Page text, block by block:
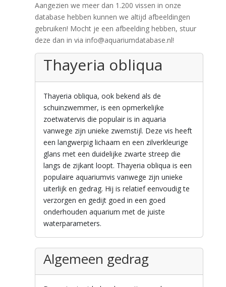
Aangezien we meer dan 1.200 vissen in onze
database hebben kunnen we altijd afbeeldingen
gebruiken! Mocht je een afbeelding hebben, stuur
deze dan in via info@aquariumdatabase.nl!
Thayeria obliqua
Thayeria obliqua, ook bekend als de
schuinzwemmer, is een opmerkelijke
zoetwatervis die populair is in aquaria
vanwege zijn unieke zwemstijl. Deze vis heeft
een langwerpig lichaam en een zilverkleurige
glans met een duidelijke zwarte streep die
langs de zijkant loopt. Thayeria obliqua is een
populaire aquariumvis vanwege zijn unieke
uiterlijk en gedrag. Hij is relatief eenvoudig te
verzorgen en gedijt goed in een goed
onderhouden aquarium met de juiste
waterparameters.
Algemeen gedrag